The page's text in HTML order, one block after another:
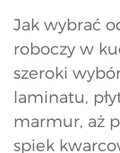
Jak wybrać
roboczy w
szeroki
laminatu,
marmur, aż
spiek